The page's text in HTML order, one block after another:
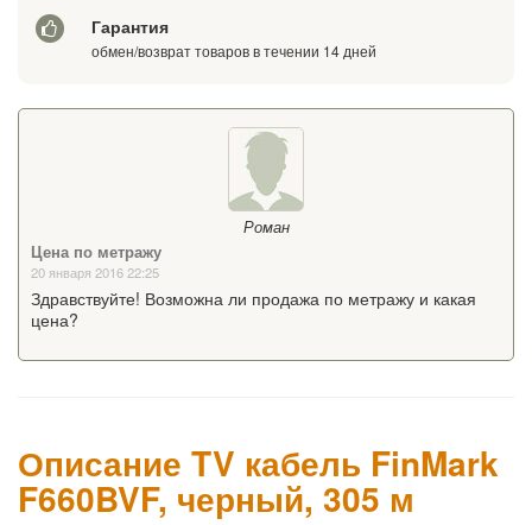
Гарантия
обмен/возврат товаров в течении 14 дней
Роман
Цена по метражу
20 января 2016 22:25
Здравствуйте! Возможна ли продажа по метражу и какая
цена?
Описание TV кабель FinMark
F660BVF, черный, 305 м